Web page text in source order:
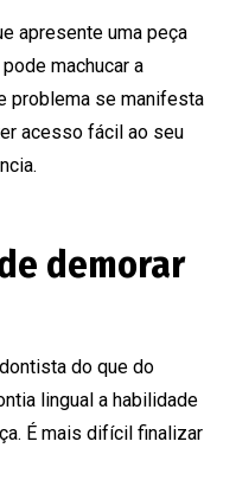
apresente uma peça
machucar a
problema se manifesta
acesso fácil ao seu
demorar
do que do
lingual a habilidade
É mais difícil finalizar